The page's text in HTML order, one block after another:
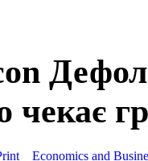
Economics and